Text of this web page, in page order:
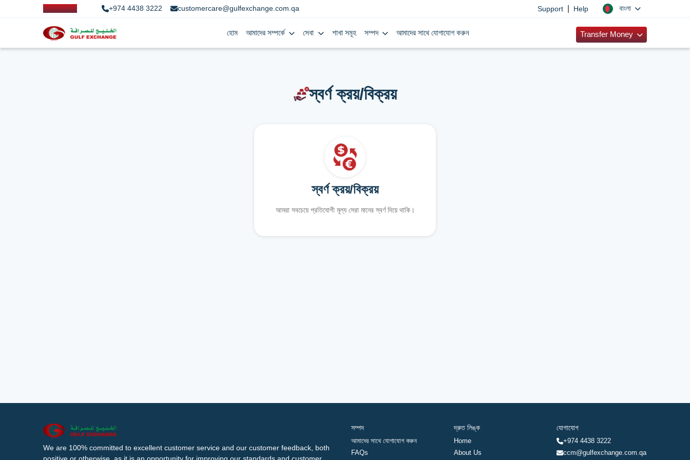
+974 4438 3222 customercare@gulfexchange.com.qa Support Help বাংলা
হোম আমাদের সম্পর্কে সেবা শাখা সমূহ সম্পদ আমাদের সাথে যোগাযোগ করুন Transfer Money
স্বর্ণ ক্রয়/বিক্রয়
স্বর্ণ ক্রয়/বিক্রয়
আমরা সবচেয়ে প্রতিযোগী মূল্য সেরা মানের স্বর্ণ দিয়ে থাকি।
We are 100% committed to excellent customer service and our customer feedback, both
সম্পদ
আমাদের সাথে যোগাযোগ করুন
FAQs
দ্রুত লিঙ্ক
Home
About Us
যোগাযোগ
+974 4438 3222
ccm@gulfexchange.com.qa